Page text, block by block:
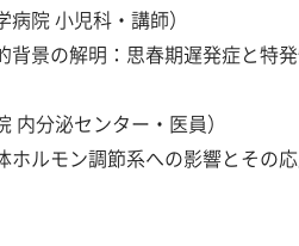
院 小児科・講師）
背景の解明：思春期遅発症と
分泌センター・医員）
ホルモン調節系への影響とその応